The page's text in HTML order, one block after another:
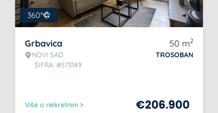
360°
Grbavica
NOVI SAD
ŠIFRA: #573149
50 m2
TROSOBAN
Više o nekretnini > €206.900